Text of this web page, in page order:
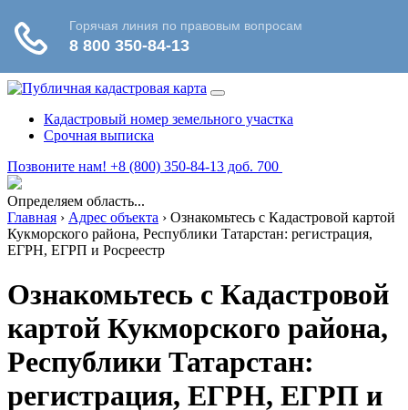
Кадастровый номер земельного участка
Срочная выписка
Позвоните нам! +8 (800) 350-84-13 доб. 700
Определяем область...
Главная › Адрес объекта › Ознакомьтесь с Кадастровой картой
Кукморского района, Республики Татарстан: регистрация,
ЕГРН, ЕГРП и Росреестр
Ознакомьтесь с Кадастровой
картой Кукморского района,
Республики Татарстан:
регистрация, ЕГРН, ЕГРП и